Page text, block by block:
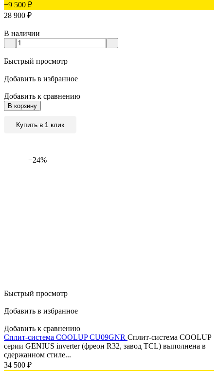
−9 500 ₽
28 900 ₽
В наличии
Быстрый просмотр
Добавить в избранное
Добавить к сравнению
В корзину
Купить в 1 клик
−24%
Быстрый просмотр
Добавить в избранное
Добавить к сравнению
Сплит-система COOLUP CU09GNR Сплит-система COOLUP
серии GENIUS inverter (фреон R32, завод TCL) выполнена в
сдержанном стиле...
34 500 ₽